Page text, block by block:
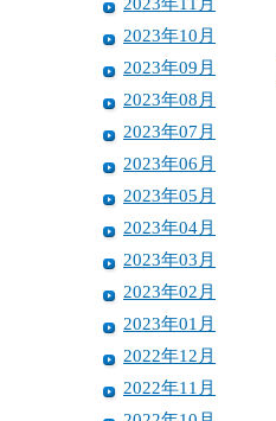
2023年10月
2023年09月
2023年08月
2023年07月
2023年06月
2023年05月
2023年04月
2023年03月
2023年02月
2023年01月
2022年12月
2022年11月